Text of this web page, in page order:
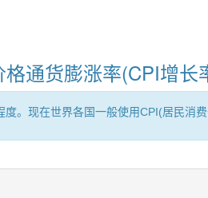
通货膨涨率(CPI增长
。现在世界各国一般使用CPI(居民消